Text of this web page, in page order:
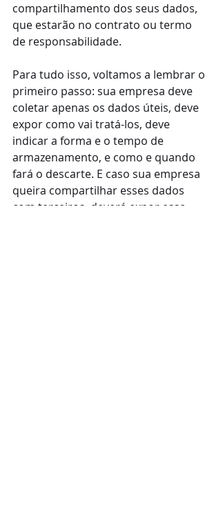
compartilhamento dos seus dados,
que estarão no contrato ou termo
de responsabilidade.
Para tudo isso, voltamos a lembrar o
primeiro passo: sua empresa deve
coletar apenas os dados úteis, deve
expor como vai tratá-los, deve
indicar a forma e o tempo de
armazenamento, e como e quando
fará o descarte. E caso sua empresa
queira compartilhar esses dados
com terceiros, deverá expor essa